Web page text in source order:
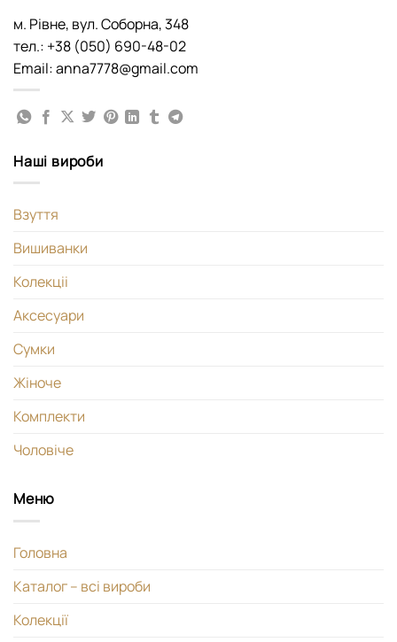
м. Рівне, вул. Соборна, 348
тел.: +38 (050) 690-48-02
Email: anna7778@gmail.com
Наші вироби
Взуття
Вишиванки
Колекціі
Аксесуари
Сумки
Жіноче
Комплекти
Чоловіче
Меню
Головна
Каталог – всі вироби
Колекції